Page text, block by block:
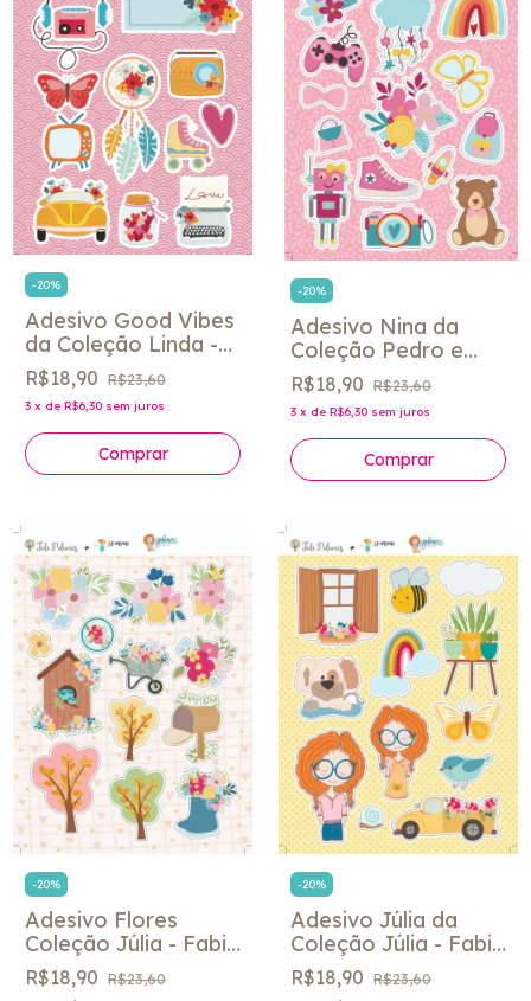
-20%
Adesivo Good Vibes
da Coleção Linda -
Fabi Paliares
R$18,90 R$23,60
3 x de R$6,30 sem juros
-20%
Adesivo Nina da
Coleção Pedro e
Nina - Fabi Paliares
R$18,90 R$23,60
3 x de R$6,30 sem juros
-20%
Adesivo Flores
Coleção Júlia - Fabi
Paliares
R$18,90 R$23,60
-20%
Adesivo Júlia da
Coleção Júlia - Fabi
Paliares
R$18,90 R$23,60